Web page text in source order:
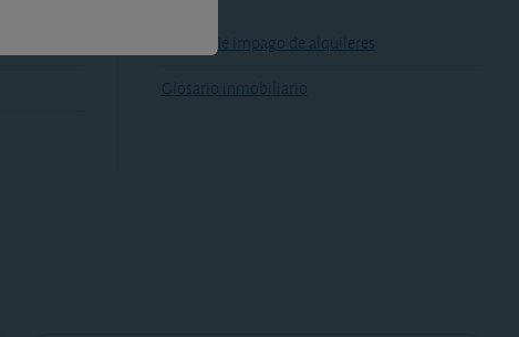
Seguro de impago de alquileres
Glosario inmobiliario